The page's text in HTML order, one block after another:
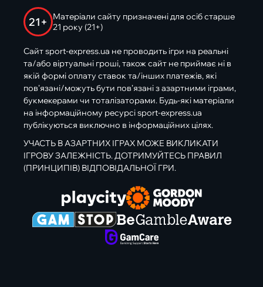
21+
Матеріали сайту призначені для осіб старше
21 року (21+)
Сайт sport-express.ua не проводить ігри на реальні
та/або віртуальні гроші, також сайт не приймає ні в
якій формі оплату ставок та/інших платежів, які
пов’язані/можуть бути пов’язані з азартними іграми,
букмекерами чи тоталізаторами. Будь-які матеріали
на інформаційному ресурсі sport-express.ua
публікуються виключно в інформаційних цілях.
УЧАСТЬ В АЗАРТНИХ ІГРАХ МОЖЕ ВИКЛИКАТИ
ІГРОВУ ЗАЛЕЖНІСТЬ. ДОТРИМУЙТЕСЬ ПРАВИЛ
(ПРИНЦИПІВ) ВІДПОВІДАЛЬНОЇ ГРИ.